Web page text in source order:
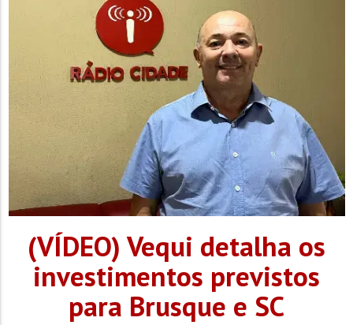
(VÍDEO) Vequi detalha os
investimentos previstos
para Brusque e SC